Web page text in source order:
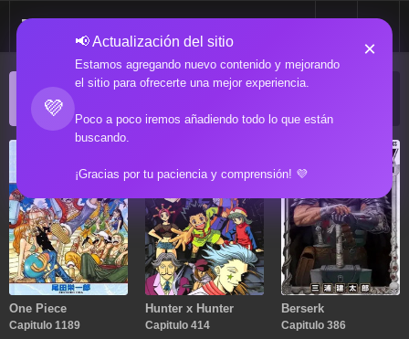
💜
📢 Actualización del sitio
Estamos agregando nuevo contenido y mejorando
el sitio para ofrecerte una mejor experiencia.
Poco a poco iremos añadiendo todo lo que están
buscando.
¡Gracias por tu paciencia y comprensión! 💜
×
ACTUALIZACIONES POPULARES
One Piece
Capitulo 1189
Hunter x Hunter
Capitulo 414
Berserk
Capitulo 386